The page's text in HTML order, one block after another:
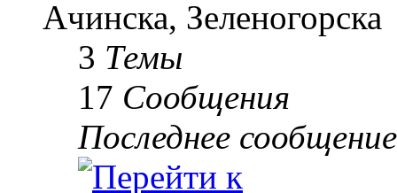
Ачинска, Зеленогорска
3 Темы
17 Сообщения
Последнее сообщение